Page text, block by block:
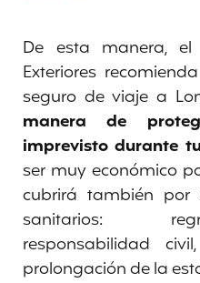
De esta manera, el
Exteriores
seguro de viaje a
manera de
imprevisto durante
ser muy económico
cubrirá también por
sanitarios:
responsabilidad
prolongación de la